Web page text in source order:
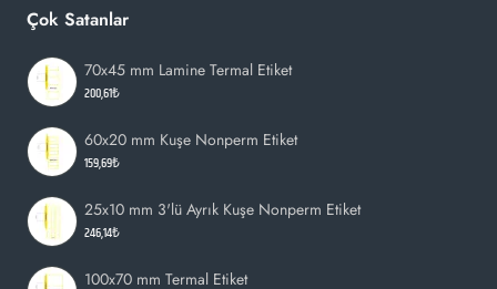
Çok Satanlar
70x45 mm Lamine Termal Etiket
200,61₺
60x20 mm Kuşe Nonperm Etiket
159,69₺
25x10 mm 3'lü Ayrık Kuşe Nonperm Etiket
246,14₺
100x70 mm Termal Etiket